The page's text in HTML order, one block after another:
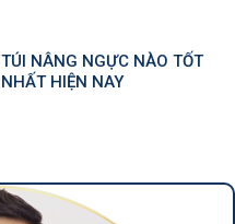
TÚI NÂNG NGỰC NÀO TỐT
NHẤT HIỆN NAY